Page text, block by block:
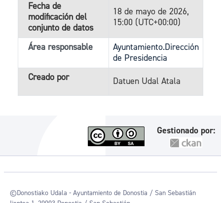
Fecha de
modificación del
conjunto de datos
18 de mayo de 2026,
15:00 (UTC+00:00)
Área responsable
Ayuntamiento.Dirección
de Presidencia
Creado por
Datuen Udal Atala
Gestionado por:
©Donostiako Udala - Ayuntamiento de Donostia / San Sebastián